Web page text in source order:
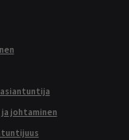
asiantuntija
johtaminen